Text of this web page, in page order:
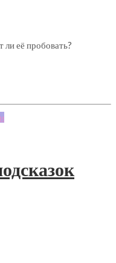
ли её пробовать?